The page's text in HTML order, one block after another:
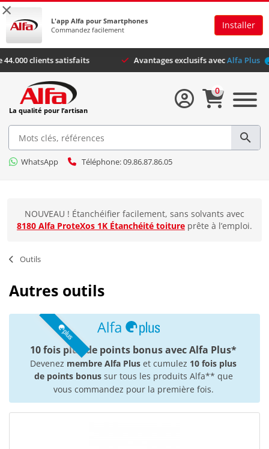
×
L'app Alfa pour Smartphones
Commandez facilement
Installer
Plus de 44.000 clients satisfaits Avantages exclusifs
La qualité pour l’artisan
WhatsApp Téléphone: 09.86.87.86.05
0
NOUVEAU ! Étanchéifier facilement, sans solvants avec
8180 Alfa ProteXos 1K Étanchéité toiture prête à l’emploi.
Outils
Autres outils
10 fois plus de points bonus avec Alfa Plus*
Devenez membre Alfa Plus et cumulez 10 fois plus
de points bonussur tous les produits Alfa** que
vous commandez pour la première fois.